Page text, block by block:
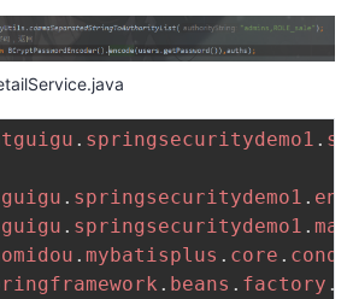
. springsecuritydemo1 .
. springsecuritydemo1 .
. springsecuritydemo1 .
. mybatisplus . core .
. beans . factory .